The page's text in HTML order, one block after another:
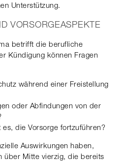
Unterstützung.
VORSORGEASPEKTE
betrifft die berufliche
Kündigung können Fragen
während einer Freistellung
oder Abfindungen von der
die Vorsorge fortzuführen?
Auswirkungen haben,
über Mitte vierzig, die bereits